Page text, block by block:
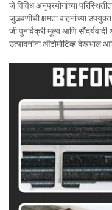
जे विविध अनुप्रयोगांच्या
जुळवणीची क्षमता वाहनांच्या
जी पुनर्विक्री मूल्य आणि
उत्पादनांना ऑटोमोटिव्ह देखभाल